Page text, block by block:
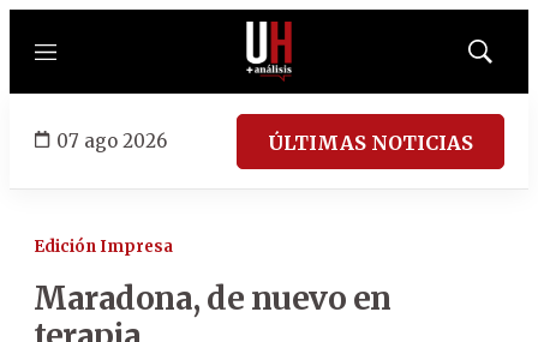
Menú
Mostrar
07 ago 2026 ÚLTIMAS NOTICIAS
Edición Impresa
Maradona, de nuevo en